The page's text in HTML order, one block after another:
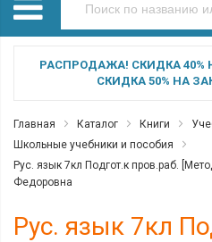
РАСПРОДАЖА! СКИДКА 40%
СКИДКА 50% НА
Главная Каталог Книги
Школьные учебники и пособия
Рус. язык 7кл Подгот.к пров.раб.
Федоровна
Рус. язык 7кл